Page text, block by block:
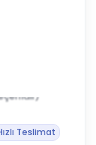
Teslimat